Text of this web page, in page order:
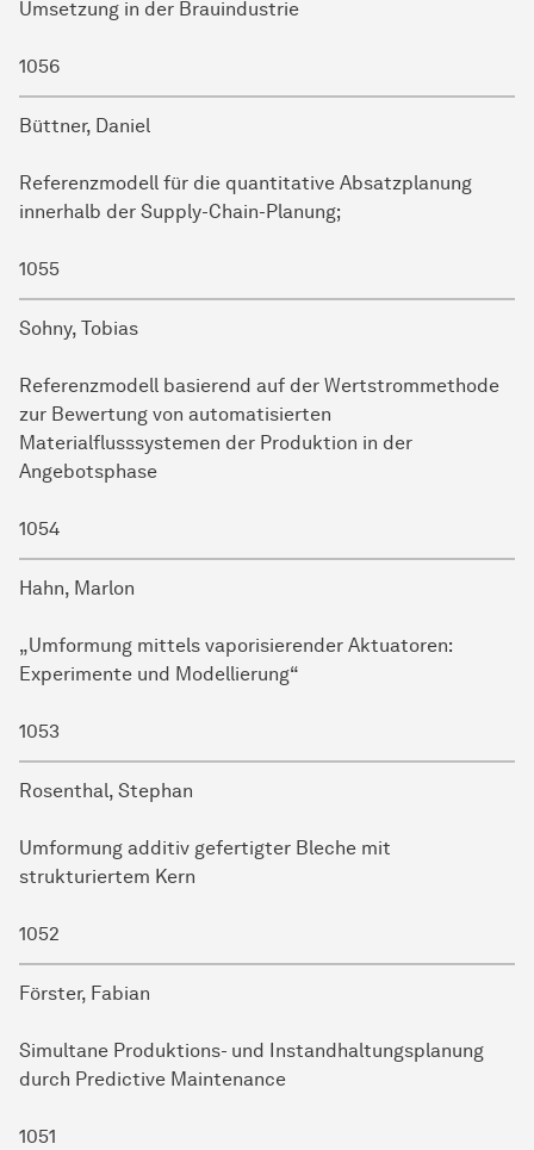
Umsetzung in der Brauindustrie
1056
Büttner, Daniel
Referenzmodell für die quantitative Absatzplanung
innerhalb der Supply-Chain-Planung;
1055
Sohny, Tobias
Referenzmodell basierend auf der Wertstrommethode
zur Bewertung von automatisierten
Materialflusssystemen der Produktion in der
Angebotsphase
1054
Hahn, Marlon
„Umformung mittels vaporisierender Aktuatoren:
Experimente und Modellierung“
1053
Rosenthal, Stephan
Umformung additiv gefertigter Bleche mit
strukturiertem Kern
1052
Förster, Fabian
Simultane Produktions- und Instandhaltungsplanung
durch Predictive Maintenance
1051